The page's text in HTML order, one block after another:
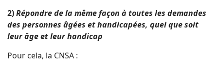
2)Répondre de la même façon à toutes les demandes
des personnes âgées et handicapées, quel que soit
leur âge et leur handicap
Pour cela, la CNSA :